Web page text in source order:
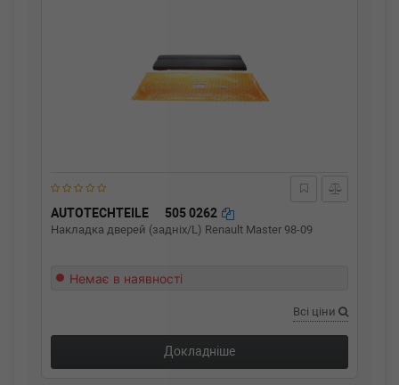
AUTOTECHTEILE 505 0262
Накладка дверей (задніх/L) Renault Master 98-09
Немає в наявності
Всі ціни
Докладніше